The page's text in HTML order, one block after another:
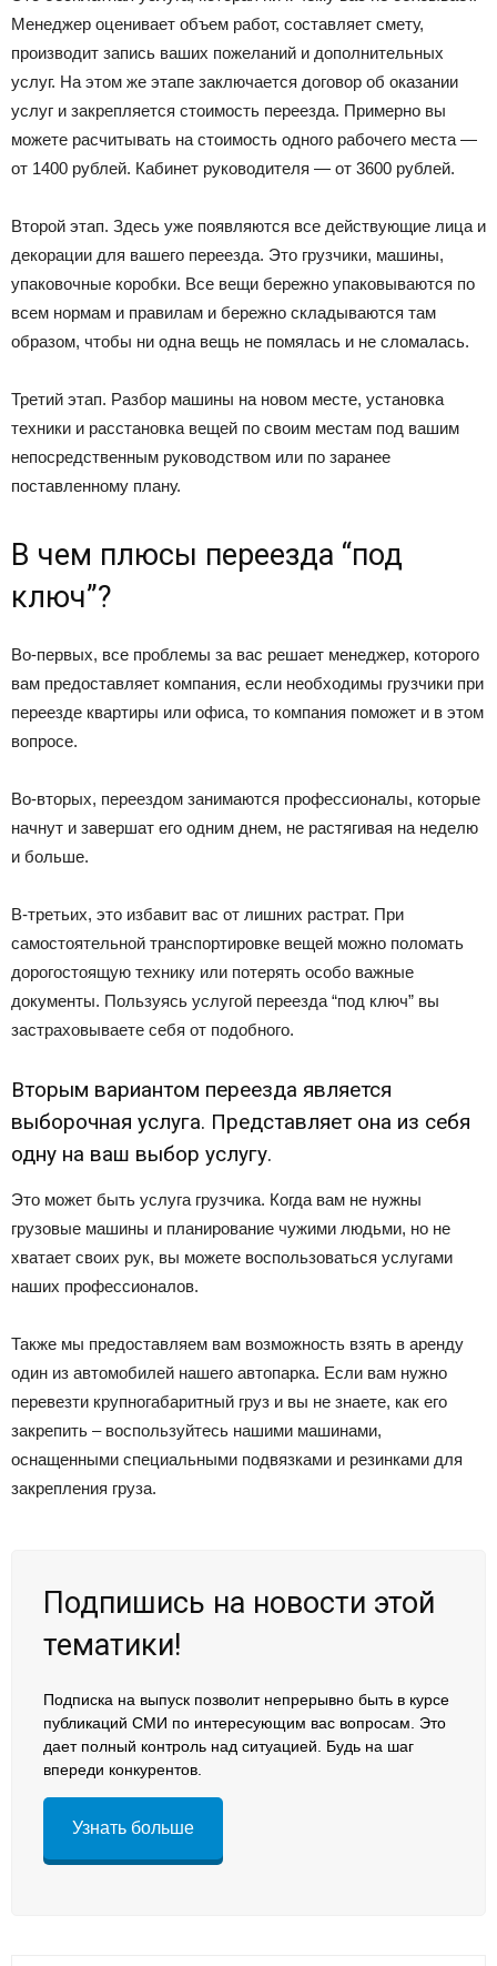
Менеджер оценивает объем работ, составляет смету,
производит запись ваших пожеланий и дополнительных
услуг. На этом же этапе заключается договор об оказании
услуг и закрепляется стоимость переезда. Примерно вы
можете расчитывать на стоимость одного рабочего места —
от 1400 рублей. Кабинет руководителя — от 3600 рублей.
Второй этап. Здесь уже появляются все действующие лица и
декорации для вашего переезда. Это грузчики, машины,
упаковочные коробки. Все вещи бережно упаковываются по
всем нормам и правилам и бережно складываются там
образом, чтобы ни одна вещь не помялась и не сломалась.
Третий этап. Разбор машины на новом месте, установка
техники и расстановка вещей по своим местам под вашим
непосредственным руководством или по заранее
поставленному плану.
В чем плюсы переезда “под
ключ”?
Во-первых, все проблемы за вас решает менеджер, которого
вам предоставляет компания, если необходимы грузчики при
переезде квартиры или офиса, то компания поможет и в этом
вопросе.
Во-вторых, переездом занимаются профессионалы, которые
начнут и завершат его одним днем, не растягивая на неделю
и больше.
В-третьих, это избавит вас от лишних растрат. При
самостоятельной транспортировке вещей можно поломать
дорогостоящую технику или потерять особо важные
документы. Пользуясь услугой переезда “под ключ” вы
застраховываете себя от подобного.
Вторым вариантом переезда является
выборочная услуга. Представляет она из себя
одну на ваш выбор услугу.
Это может быть услуга грузчика. Когда вам не нужны
грузовые машины и планирование чужими людьми, но не
хватает своих рук, вы можете воспользоваться услугами
наших профессионалов.
Также мы предоставляем вам возможность взять в аренду
один из автомобилей нашего автопарка. Если вам нужно
перевезти крупногабаритный груз и вы не знаете, как его
закрепить – воспользуйтесь нашими машинами,
оснащенными специальными подвязками и резинками для
закрепления груза.
Подпишись на новости этой
тематики!
Подписка на выпуск позволит непрерывно быть в курсе
публикаций СМИ по интересующим вас вопросам. Это
дает полный контроль над ситуацией. Будь на шаг
впереди конкурентов.
Узнать больше